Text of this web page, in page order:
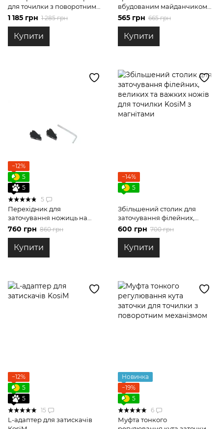
для точилки з поворотним
механізмом
1 185 грн 1 285 грн
Купити
вбудованим майданчиком
під кутомір для точилок
565 грн 665 грн
Купити
−12%
5
5
5
Перехідник для
заточування ножиць на
точилці з поворотним
механізмом
760 грн 860 грн
Купити
−14%
5
Збільшений столик для
заточування філейних,
великих та важких ножів
для точилки KosiM з
магнітами
600 грн 700 грн
Купити
−12%
5
5
15
L-адаптер для затискачів
Новинка
−19%
5
6
Муфта тонкого